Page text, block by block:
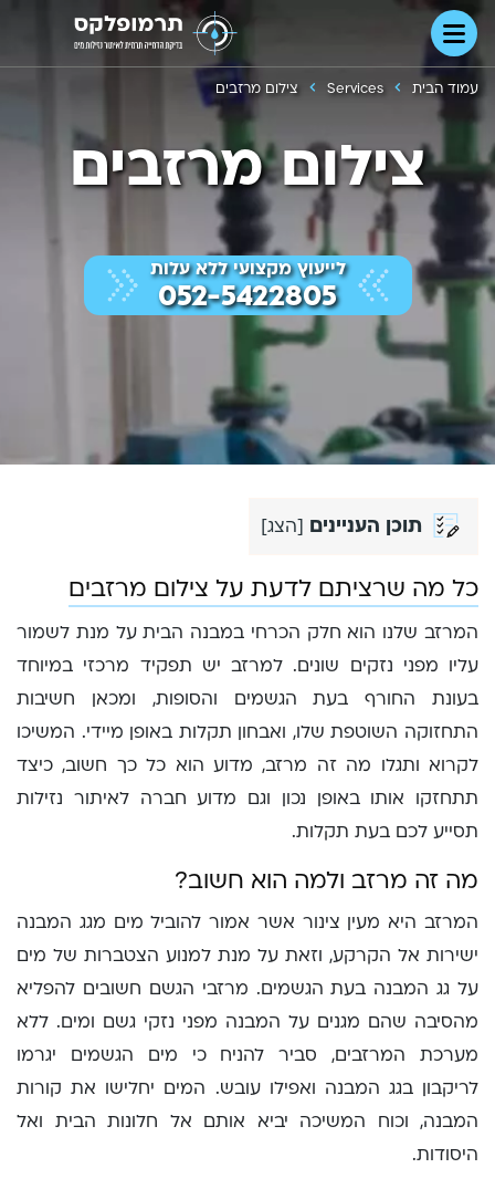
עמוד הבית Services צילום מרזבים
צילום מרזבים
לייעוץ מקצועי ללא עלות
052-5422805
תוכן העניינים [הצג]
כל מה שרציתם לדעת על צילום מרזבים
המרזב שלנו הוא חלק הכרחי במבנה הבית על מנת לשמור
עליו מפני נזקים שונים. למרזב יש תפקיד מרכזי במיוחד
בעונת החורף בעת הגשמים והסופות, ומכאן חשיבות
התחזוקה השוטפת שלו, ואבחון תקלות באופן מיידי. המשיכו
לקרוא ותגלו מה זה מרזב, מדוע הוא כל כך חשוב, כיצד
תתחזקו אותו באופן נכון וגם מדוע חברה לאיתור נזילות
תסייע לכם בעת תקלות.
מה זה מרזב ולמה הוא חשוב?
המרזב היא מעין צינור אשר אמור להוביל מים מגג המבנה
ישירות אל הקרקע, וזאת על מנת למנוע הצטברות של מים
על גג המבנה בעת הגשמים. מרזבי הגשם חשובים להפליא
מהסיבה שהם מגנים על המבנה מפני נזקי גשם ומים. ללא
מערכת המרזבים, סביר להניח כי מים הגשמים יגרמו
לריקבון בגג המבנה ואפילו עובש. המים יחלישו את קורות
המבנה, וכוח המשיכה יביא אותם אל חלונות הבית ואל
היסודות.